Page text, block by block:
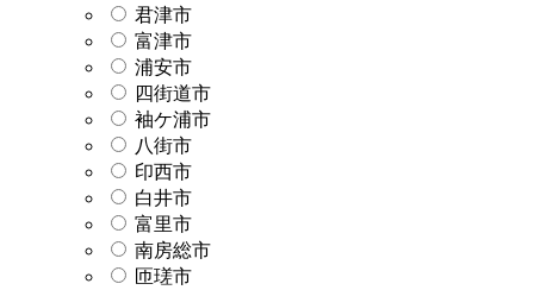
君津市
富津市
浦安市
四街道市
袖ケ浦市
八街市
印西市
白井市
富里市
南房総市
匝瑳市